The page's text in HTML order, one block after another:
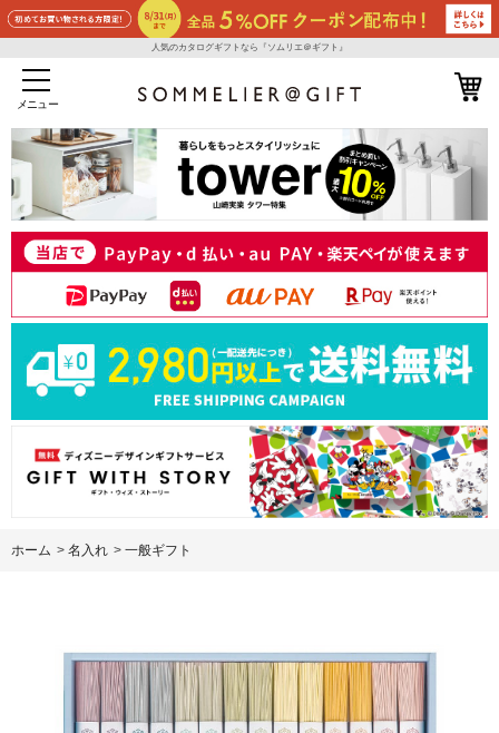
人気のカタログギフトなら『ソムリエ＠ギフト』
メニュー
ホーム > 名入れ > 一般ギフト